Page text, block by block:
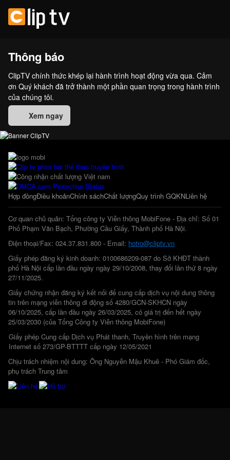
Thông báo
ClipTV chính thức khép lại hành trình hoạt động vừa qua. Cảm
ơn Quý khách đã trở thành một phần quan trọng trong hành trình
của chúng tôi.
Xem ngay
Hợp đồngĐiều khoảnChính sáchChất lượngQuy trình GQKNLiên hệ
Cơ quan chủ quản: Tổng công ty Viễn thông MobiFone - Địa chỉ: Số 01
Phố Phạm Văn Bạch, Phường Cầu Giấy, Thành phố Hà Nội.
Điện thoại/Fax: 024.37.831.800 - Email: hotro@cliptv.vn
Giấy phép đăng ký kinh doanh: 0100686209-087 do Sở KHĐT thành
phố Hà Nội cấp lần đầu ngày ngày 29/10/2008, thay đổi lần thứ 8 ngày
27/11/2025.
Giấy chứng nhận đăng ký kết nối để cung cấp dịch vụ nội dung thông
tin trên mạng viễn thông di động số 4280/GCN-SKHCN ngày
06/10/2025, cấp lần đầu ngày 26/03/2025, có giá trị đến hết ngày
25/03/2030 (của Tổng Công ty Viễn thông MobiFone)
Giấy phép Cung cấp Dịch vụ Phát thanh, Truyền hình trên mạng
Internet số 273/GP-BTTTT cấp ngày 12/05/2021
Chịu trách nhiệm nội dung: Ông Nguyễn Mậu Khuê - Phó Giám đốc,
phụ trách Trung tâm